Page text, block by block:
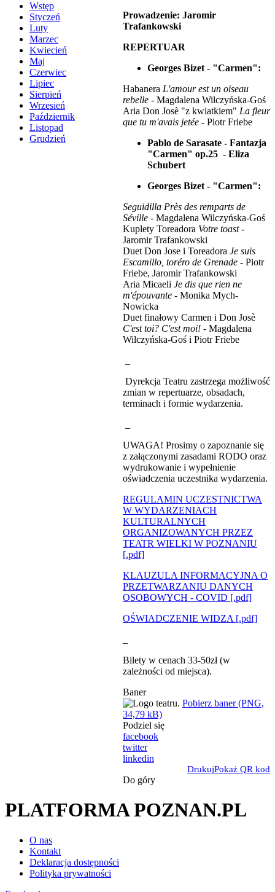
Wstęp
Styczeń
Luty
Marzec
Kwiecień
Maj
Czerwiec
Lipiec
Sierpień
Wrzesień
Październik
Listopad
Grudzień
Prowadzenie: Jaromir
Trafankowski
REPERTUAR
Georges Bizet - "Carmen":
Habanera L'amour est un oiseau
rebelle - Magdalena Wilczyńska-Goś
Aria Don Josè "z kwiatkiem" La fleur
que tu m'avais jetée - Piotr Friebe
Pablo de Sarasate - Fantazja
"Carmen" op.25 - Eliza
Schubert
Georges Bizet - "Carmen":
Seguidilla Près des remparts de
Séville - Magdalena Wilczyńska-Goś
Kuplety Toreadora Votre toast-
Jaromir Trafankowski
Duet Don Jose i Toreadora Je suis
Escamillo, toréro de Grenade - Piotr
Friebe, Jaromir Trafankowski
Aria Micaeli Je dis que rien ne
m'épouvante - Monika Mych-
Nowicka
Duet finałowy Carmen i Don Josè
C'est toi? C'est moi! - Magdalena
Wilczyńska-Goś i Piotr Friebe
Dyrekcja Teatru zastrzega możliwość
zmian w repertuarze, obsadach,
terminach i formie wydarzenia.
UWAGA! Prosimy o zapoznanie się
z załączonymi zasadami RODO oraz
wydrukowanie i wypełnienie
oświadczenia uczestnika wydarzenia.
REGULAMIN UCZESTNICTWA
W WYDARZENIACH
KULTURALNYCH
ORGANIZOWANYCH PRZEZ
TEATR WIELKI W POZNANIU
[.pdf]
KLAUZULA INFORMACYJNA O
PRZETWARZANIU DANYCH
OSOBOWYCH - COVID [.pdf]
OŚWIADCZENIE WIDZA [.pdf]
Bilety w cenach 33-50zł (w
zależności od miejsca).
Baner
Pobierz baner (PNG,
34,79 kB)
Podziel się
facebook
twitter
linkedin
DrukujPokaż QR kod
Do góry
PLATFORMA POZNAN.PL
O nas
Kontakt
Deklaracja dostępności
Polityka prywatności